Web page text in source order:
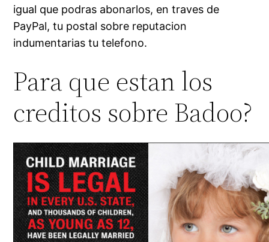
igual que podras abonarlos, en traves de
PayPal, tu postal sobre reputacion
indumentarias tu telefono.
Para que estan los
creditos sobre Badoo?